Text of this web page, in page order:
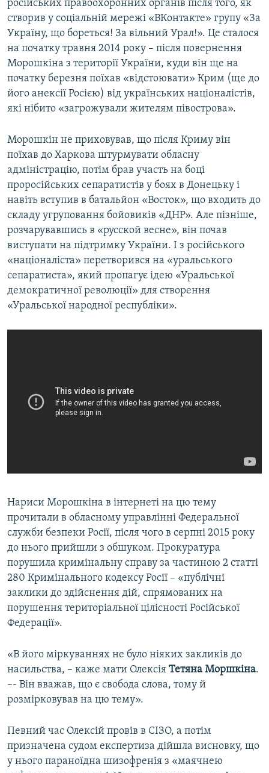
російських правоохоронних органів після того, як
створив у соціальній мережі «ВКонтакте» групу «За
Україну, що бореться! За вільний Урал!». Це сталося
на початку травня 2014 року – після повернення
Морошкіна з території України, куди він ще на
початку березня поїхав «відстоювати» Крим (ще до
його анексії Росією) від українських націоналістів,
які нібито «загрожували жителям півострова».
Морошкін не приховував, що після Криму він
поїхав до Харкова штурмувати обласну
адміністрацію, потім брав участь на боці
проросійських сепаратистів у боях в Донецьку і
навіть вступив в батальйон «Восток», що входить до
складу угруповання бойовиків «ДНР». Але пізніше,
розчарувавшись в «русской весне», він почав
виступати на підтримку України. І з російського
«націоналіста» перетворився на «уральського
сепаратиста», який пропагує ідею «Уральської
демократичної революції» для створення
«Уральської народної республіки».
Нариси Морошкіна в інтернеті на цю тему
прочитали в обласному управлінні Федеральної
служби безпеки Росії, після чого в серпні 2015 року
до нього прийшли з обшуком. Прокуратура
порушила кримінальну справу за частиною 2 статті
280 Кримінального кодексу Росії – «публічні
заклики до здійснення дій, спрямованих на
порушення територіальної цілісності Російської
Федерації».
«В його міркуваннях не було ніяких закликів до
насильства, – каже мати Олексія Тетяна Моршкіна.
–- Він вважав, що є свобода слова, тому й
розмірковував на цю тему».
Певний час Олексій провів в СІЗО, а потім
призначена судом експертиза дійшла висновку, що
у нього параноїдна шизофренія з «маячнею